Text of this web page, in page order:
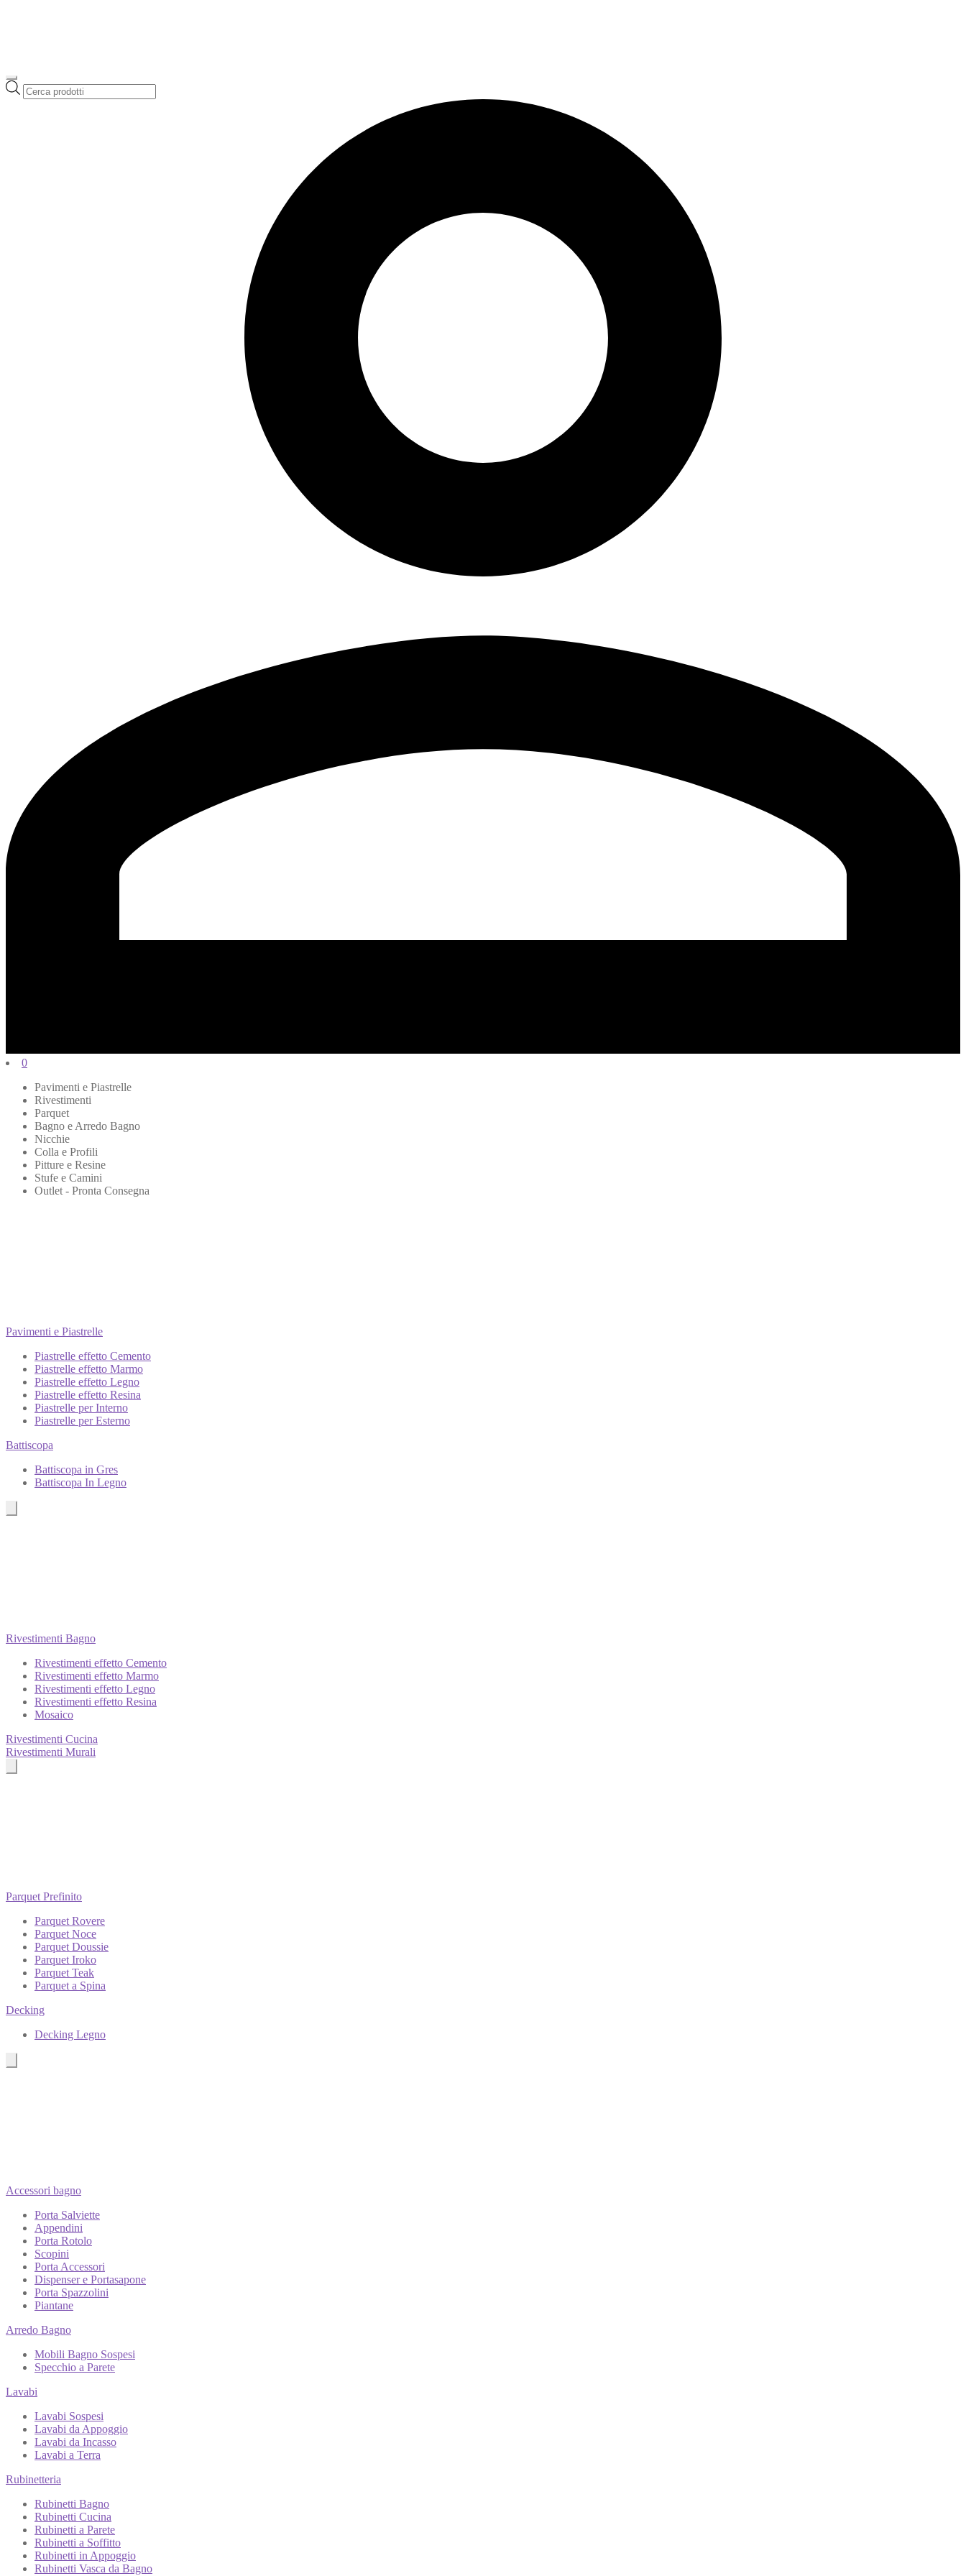
Ricerca
prodotti
0
Pavimenti e Piastrelle
Rivestimenti
Parquet
Bagno e Arredo Bagno
Nicchie
Colla e Profili
Pitture e Resine
Stufe e Camini
Outlet - Pronta Consegna
Pavimenti e Piastrelle
Piastrelle effetto Cemento
Piastrelle effetto Marmo
Piastrelle effetto Legno
Piastrelle effetto Resina
Piastrelle per Interno
Piastrelle per Esterno
Battiscopa
Battiscopa in Gres
Battiscopa In Legno
Rivestimenti Bagno
Rivestimenti effetto Cemento
Rivestimenti effetto Marmo
Rivestimenti effetto Legno
Rivestimenti effetto Resina
Mosaico
Rivestimenti Cucina
Rivestimenti Murali
Parquet Prefinito
Parquet Rovere
Parquet Noce
Parquet Doussie
Parquet Iroko
Parquet Teak
Parquet a Spina
Decking
Decking Legno
Accessori bagno
Porta Salviette
Appendini
Porta Rotolo
Scopini
Porta Accessori
Dispenser e Portasapone
Porta Spazzolini
Piantane
Arredo Bagno
Mobili Bagno Sospesi
Specchio a Parete
Lavabi
Lavabi Sospesi
Lavabi da Appoggio
Lavabi da Incasso
Lavabi a Terra
Rubinetteria
Rubinetti Bagno
Rubinetti Cucina
Rubinetti a Parete
Rubinetti a Soffitto
Rubinetti in Appoggio
Rubinetti Vasca da Bagno